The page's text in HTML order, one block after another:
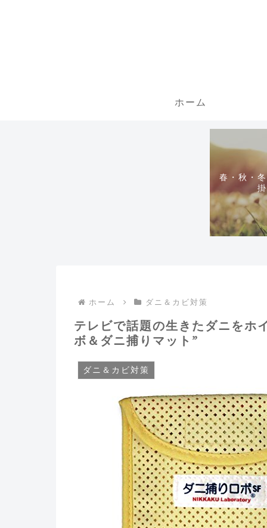
ホーム
春・秋・
ホーム ダニ＆カビ対策
テレビで話題の生きたダニをホ
ボ＆ダニ捕りマット”
ダニ＆カビ対策